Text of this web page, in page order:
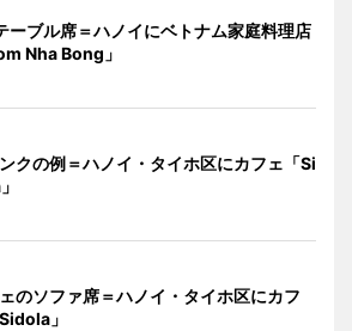
ーブル席＝ハノイにベトナム家庭料理店
Nha Bong」
ンクの例＝ハノイ・タイホ区にカフェ「Si
のソファ席＝ハノイ・タイホ区にカフ
」